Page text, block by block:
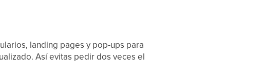
landing pages y pop-ups para
Así evitas pedir dos veces el